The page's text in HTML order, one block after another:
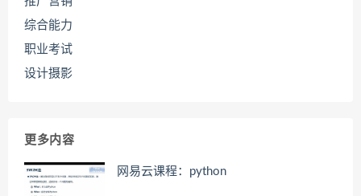
综合能力
职业考试
设计摄影
更多内容
网易云课程：python